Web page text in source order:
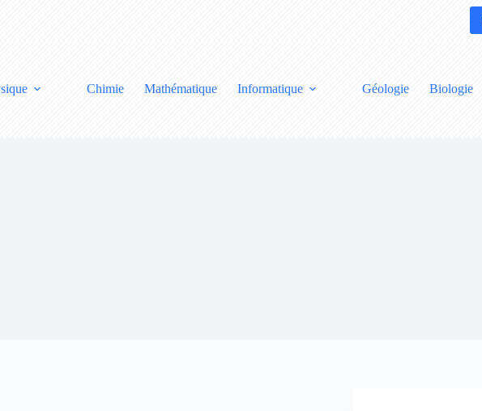
Chimie Mathématique Informatique Géologie Biologie